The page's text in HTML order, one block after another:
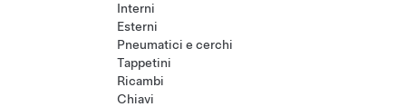
Interni
Esterni
Pneumatici e cerchi
Tappetini
Ricambi
Chiavi